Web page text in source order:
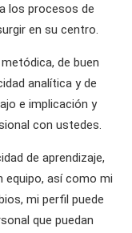
los procesos de
en su centro.
de buen
analítica y de
e implicación y
con ustedes.
de aprendizaje,
equipo, así como mi
mi perfil puede
que puedan